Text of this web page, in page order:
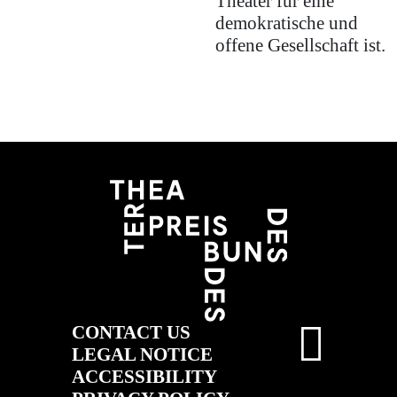
demokratische und
offene Gesellschaft ist.
CONTACT US
LEGAL NOTICE
ACCESSIBILITY